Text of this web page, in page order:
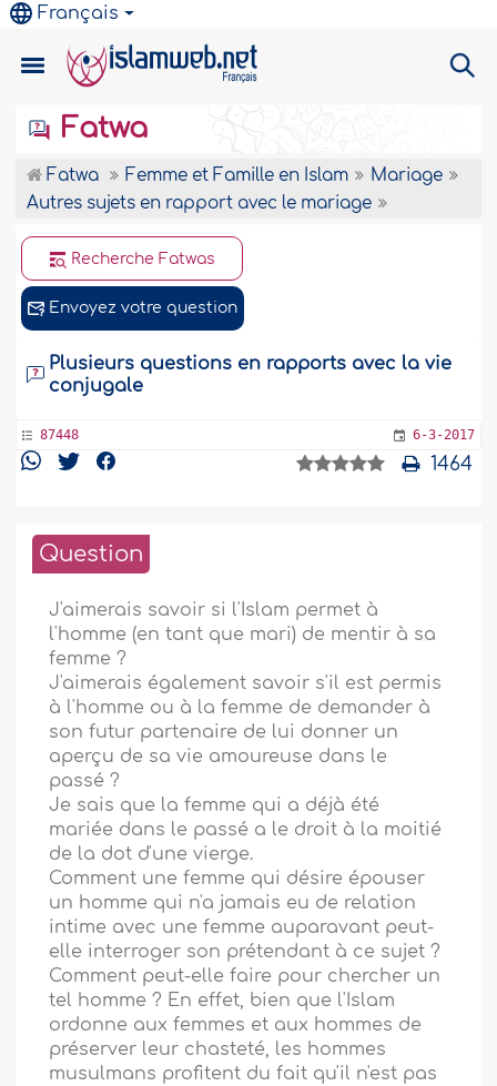
Français
Fatwa
Fatwa Femme et Famille en Islam
Mariage
Autres sujets en rapport avec le mariage
Recherche Fatwas
Envoyez votre question
Plusieurs questions en rapports avec la vie
conjugale
87448 6-3-2017
1464
Question
J'aimerais savoir si l'Islam permet à
l'homme (en tant que mari) de mentir à sa
femme ?
J'aimerais également savoir s'il est permis
à l'homme ou à la femme de demander à
son futur partenaire de lui donner un
aperçu de sa vie amoureuse dans le
passé ?
Je sais que la femme qui a déjà été
mariée dans le passé a le droit à la moitié
de la dot d'une vierge.
Comment une femme qui désire épouser
un homme qui n'a jamais eu de relation
intime avec une femme auparavant peut-
elle interroger son prétendant à ce sujet ?
Comment peut-elle faire pour chercher un
tel homme ? En effet, bien que l'Islam
ordonne aux femmes et aux hommes de
préserver leur chasteté, les hommes
musulmans profitent du fait qu'il n'est pas